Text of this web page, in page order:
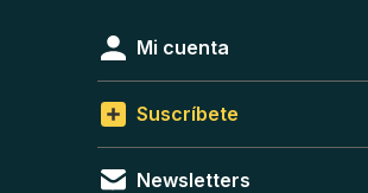
Mi cuenta
Suscríbete
Newsletters